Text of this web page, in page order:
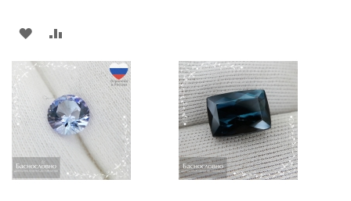
В
ИЗБРАННОЕ
СРАВНЕНИЮ